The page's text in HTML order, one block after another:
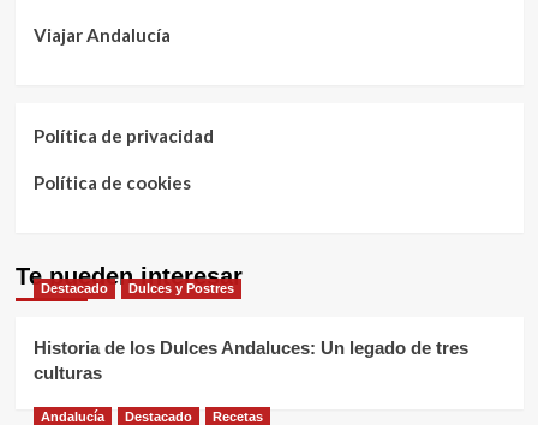
Viajar Andalucía
Política de privacidad
Política de cookies
Te pueden interesar
Destacado Dulces y Postres
Historia de los Dulces Andaluces: Un legado de tres
culturas
Andalucía Destacado Recetas